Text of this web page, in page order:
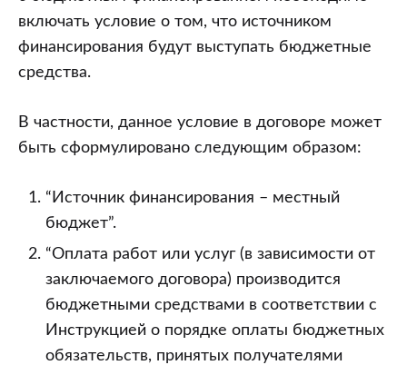
включать условие о том, что источником
финансирования будут выступать бюджетные
средства.
В частности, данное условие в договоре может
быть сформулировано следующим образом:
“Источник финансирования – местный
бюджет”.
“Оплата работ или услуг (в зависимости от
заключаемого договора) производится
бюджетными средствами в соответствии с
Инструкцией о порядке оплаты бюджетных
обязательств, принятых получателями